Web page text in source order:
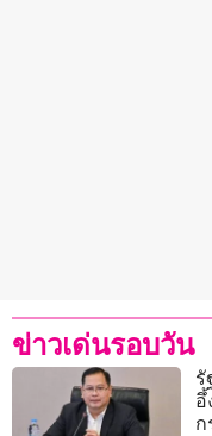
ข่าวเด่นรอบวัน
รั
อึ้
ก